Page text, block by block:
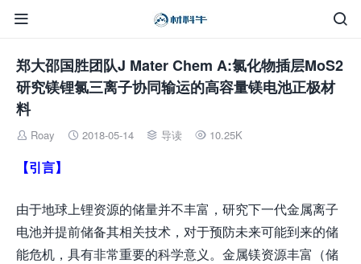


郑大邵国胜团队J Mater Chem A:氯化物插层MoS2
研究镁锂氯三离子协同输运的高容量镁电池正极材
料
 Roay  2018-05-14  导读  10.25K
【引言】
由于地球上锂资源的储量并不丰富，研究下一代金属离子
电池并提前储备其相关技术，对于预防未来可能到来的储
能危机，具有非常重要的科学意义。金属镁资源丰富（储